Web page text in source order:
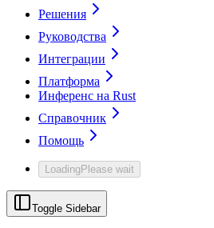
Решения
Руководства
Интеграции
Платформа
Инференс на Rust
Справочник
Помощь
LoadingPlease wait
Toggle Sidebar